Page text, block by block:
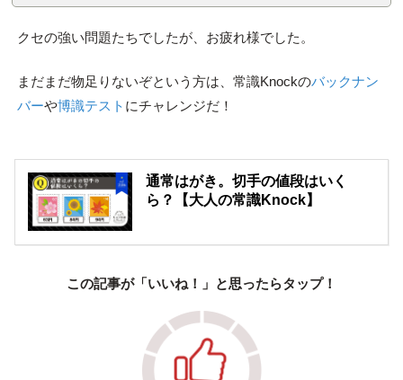
クセの強い問題たちでしたが、お疲れ様でした。
まだまだ物足りないぞという方は、常識Knockのバックナン
バーや博識テスト にチャレンジだ！
通常はがき。切手の値段はいく
ら？【大人の常識Knock】
この記事が「いいね！」と思ったらタップ！